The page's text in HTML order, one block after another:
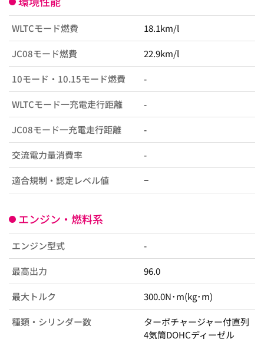
WLTCモード燃費 18.1km/l
JC08モード燃費 22.9km/l
10モード・10.15モード燃費 -
WLTCモード一充電走行距離 -
JC08モード一充電走行距離 -
交流電力量消費率 -
適合規制・認定レベル値 −
エンジン・燃料系
エンジン型式 -
最高出力 96.0
最大トルク 300.0N･m(kg･m)
種類・シリンダー数
ターボチャージャー付直列
4気筒DOHCディーゼル